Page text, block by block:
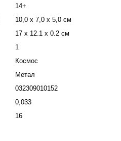
14+
10,0 х 7,0 х 5,0 см
17 х 12.1 х 0.2 см
1
Космос
Метал
032309010152
0,033
16